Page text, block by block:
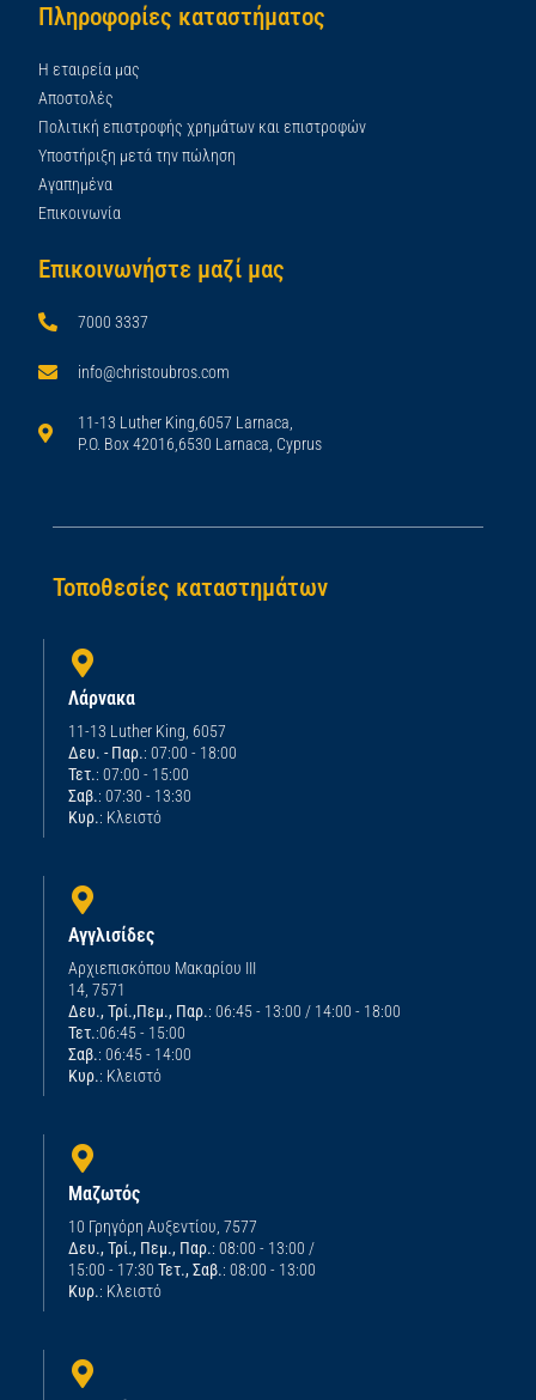
Πληροφορίες καταστήματος
Η εταιρεία μας
Αποστολές
Πολιτική επιστροφής χρημάτων και επιστροφών
Υποστήριξη μετά την πώληση
Αγαπημένα
Επικοινωνία
Επικοινωνήστε μαζί μας
7000 3337
info@christoubros.com
11-13 Luther King,6057 Larnaca,
P.O. Box 42016,6530 Larnaca, Cyprus
Τοποθεσίες καταστημάτων
Λάρνακα
11-13 Luther King, 6057
Δευ. - Παρ.: 07:00 - 18:00
Τετ.: 07:00 - 15:00
Σαβ.: 07:30 - 13:30
Κυρ.: Κλειστό
Αγγλισίδες
Αρχιεπισκόπου Μακαρίου ΙΙΙ
14, 7571
Δευ., Τρί.,Πεμ., Παρ.: 06:45 - 13:00 / 14:00 - 18:00
Τετ.:06:45 - 15:00
Σαβ.: 06:45 - 14:00
Κυρ.: Κλειστό
Μαζωτός
10 Γρηγόρη Αυξεντίου, 7577
Δευ., Τρί., Πεμ., Παρ.: 08:00 - 13:00 /
15:00 - 17:30 Τετ., Σαβ.: 08:00 - 13:00
Κυρ.: Κλειστό